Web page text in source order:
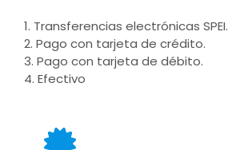
1. Transferencias electrónicas SPEI.
2. Pago con tarjeta de crédito.
3. Pago con tarjeta de débito.
4. Efectivo